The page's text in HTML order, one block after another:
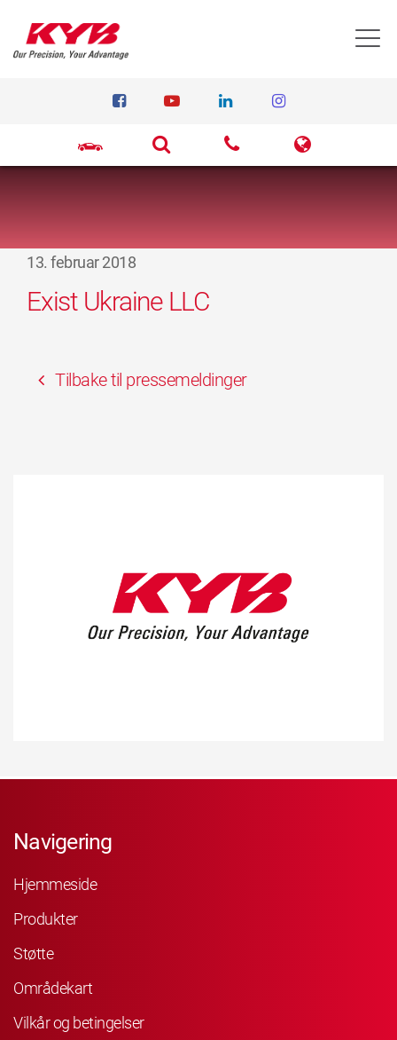
13. februar 2018
Exist Ukraine LLC
Tilbake til pressemeldinger
Navigering
Hjemmeside
Produkter
Støtte
Områdekart
Vilkår og betingelser